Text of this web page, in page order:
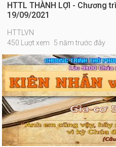
HTTL THÀNH LỢI - Chương
19/09/2021
HTTLVN
450 Lượt xem
5 năm trước đây